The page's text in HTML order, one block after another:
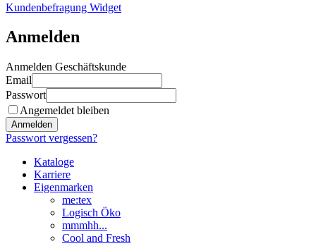
Kundenbefragung Widget
Anmelden
Anmelden Geschäftskunde
Email
Passwort
Angemeldet bleiben
Anmelden
Passwort vergessen?
Kataloge
Karriere
Eigenmarken
me:tex
Logisch Öko
mmmhh...
Cool and Fresh